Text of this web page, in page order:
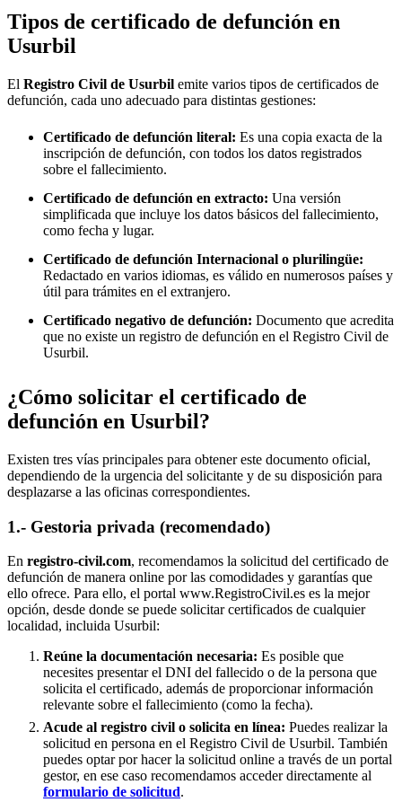
Tipos de certificado de defunción en
Usurbil
El Registro Civil de Usurbil emite varios tipos de certificados de
defunción, cada uno adecuado para distintas gestiones:
Certificado de defunción literal: Es una copia exacta de la
inscripción de defunción, con todos los datos registrados
sobre el fallecimiento.
Certificado de defunción en extracto: Una versión
simplificada que incluye los datos básicos del fallecimiento,
como fecha y lugar.
Certificado de defunción Internacional o plurilingüe:
Redactado en varios idiomas, es válido en numerosos países y
útil para trámites en el extranjero.
Certificado negativo de defunción: Documento que acredita
que no existe un registro de defunción en el Registro Civil de
Usurbil.
¿Cómo solicitar el certificado de
defunción en Usurbil?
Existen tres vías principales para obtener este documento oficial,
dependiendo de la urgencia del solicitante y de su disposición para
desplazarse a las oficinas correspondientes.
1.- Gestoria privada (recomendado)
En registro-civil.com, recomendamos la solicitud del certificado de
defunción de manera online por las comodidades y garantías que
ello ofrece. Para ello, el portal www.RegistroCivil.es es la mejor
opción, desde donde se puede solicitar certificados de cualquier
localidad, incluida Usurbil:
Reúne la documentación necesaria: Es posible que
necesites presentar el DNI del fallecido o de la persona que
solicita el certificado, además de proporcionar información
relevante sobre el fallecimiento (como la fecha).
Acude al registro civil o solicita en línea: Puedes realizar la
solicitud en persona en el Registro Civil de Usurbil. También
puedes optar por hacer la solicitud online a través de un portal
gestor, en ese caso recomendamos acceder directamente al
formulario de solicitud.